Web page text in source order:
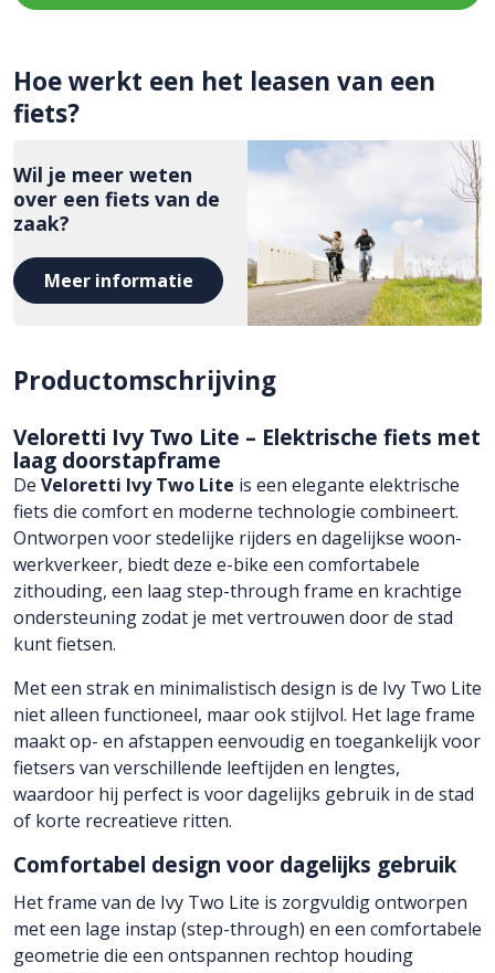
Hoe werkt een het leasen van een
fiets?
Wil je meer weten
over een fiets van de
zaak?
Meer informatie
Productomschrijving
Veloretti Ivy Two Lite – Elektrische fiets met
laag doorstapframe
De Veloretti Ivy Two Lite is een elegante elektrische
fiets die comfort en moderne technologie combineert.
Ontworpen voor stedelijke rijders en dagelijkse woon-
werkverkeer, biedt deze e-bike een comfortabele
zithouding, een laag step-through frame en krachtige
ondersteuning zodat je met vertrouwen door de stad
kunt fietsen.
Met een strak en minimalistisch design is de Ivy Two Lite
niet alleen functioneel, maar ook stijlvol. Het lage frame
maakt op- en afstappen eenvoudig en toegankelijk voor
fietsers van verschillende leeftijden en lengtes,
waardoor hij perfect is voor dagelijks gebruik in de stad
of korte recreatieve ritten.
Comfortabel design voor dagelijks gebruik
Het frame van de Ivy Two Lite is zorgvuldig ontworpen
met een lage instap (step-through) en een comfortabele
geometrie die een ontspannen rechtop houding